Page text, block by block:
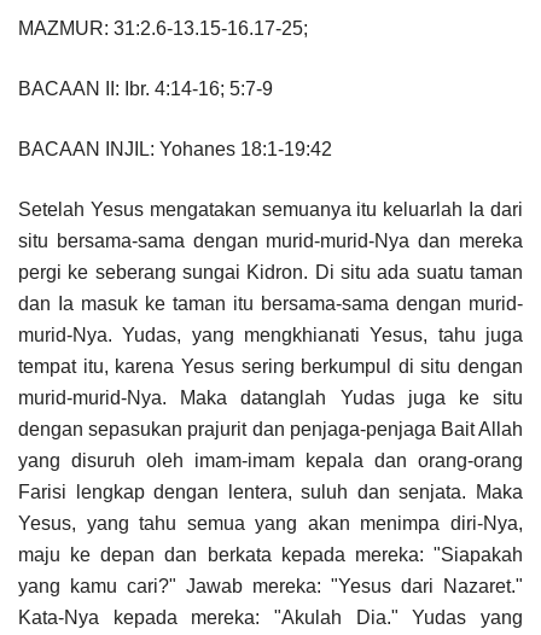
MAZMUR: 31:2.6-13.15-16.17-25;
BACAAN II: Ibr. 4:14-16; 5:7-9
BACAAN INJIL: Yohanes 18:1-19:42
Setelah Yesus mengatakan semuanya itu keluarlah Ia dari
situ bersama-sama dengan murid-murid-Nya dan mereka
pergi ke seberang sungai Kidron. Di situ ada suatu taman
dan Ia masuk ke taman itu bersama-sama dengan murid-
murid-Nya. Yudas, yang mengkhianati Yesus, tahu juga
tempat itu, karena Yesus sering berkumpul di situ dengan
murid-murid-Nya. Maka datanglah Yudas juga ke situ
dengan sepasukan prajurit dan penjaga-penjaga Bait Allah
yang disuruh oleh imam-imam kepala dan orang-orang
Farisi lengkap dengan lentera, suluh dan senjata. Maka
Yesus, yang tahu semua yang akan menimpa diri-Nya,
maju ke depan dan berkata kepada mereka: "Siapakah
yang kamu cari?" Jawab mereka: "Yesus dari Nazaret."
Kata-Nya kepada mereka: "Akulah Dia." Yudas yang